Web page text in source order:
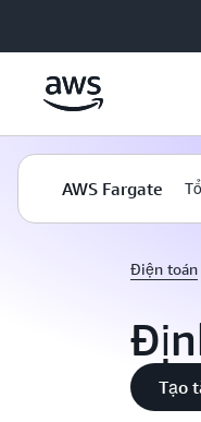
AWS Fargate
Điện toán
Tạo